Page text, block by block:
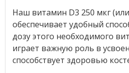
Наш витамин D3 250 мкг
обеспечивает удобный
дозу этого необходимого
играет важную роль в
способствует здоровью